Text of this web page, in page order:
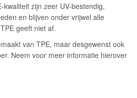
zijn zeer UV-bestendig,
en blijven onder vrijwel alle
geeft niet af.
van TPE, maar desgewenst ook
Neem voor meer informatie hierover